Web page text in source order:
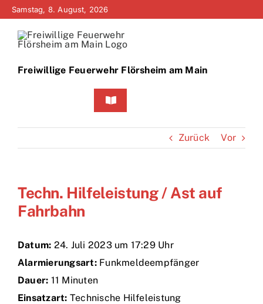
Zum
springen
Samstag, 8. August, 2026
Freiwillige Feuerwehr Flörsheim am Main
Toggle
Home
Bürgerinfo
Technik
Zurück Vor
Techn. Hilfeleistung / Ast auf
Fahrbahn
Datum: 24. Juli 2023 um 17:29 Uhr
Alarmierungsart:Funkmeldeempfänger
Dauer: 11 Minuten
Einsatzart: Technische Hilfeleistung